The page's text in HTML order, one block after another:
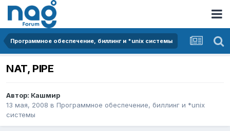
Программное обеспечение, биллинг и *unix системы
NAT, PIPE
Автор: Кашмир
13 мая, 2008 в Программное обеспечение, биллинг и *unix
системы